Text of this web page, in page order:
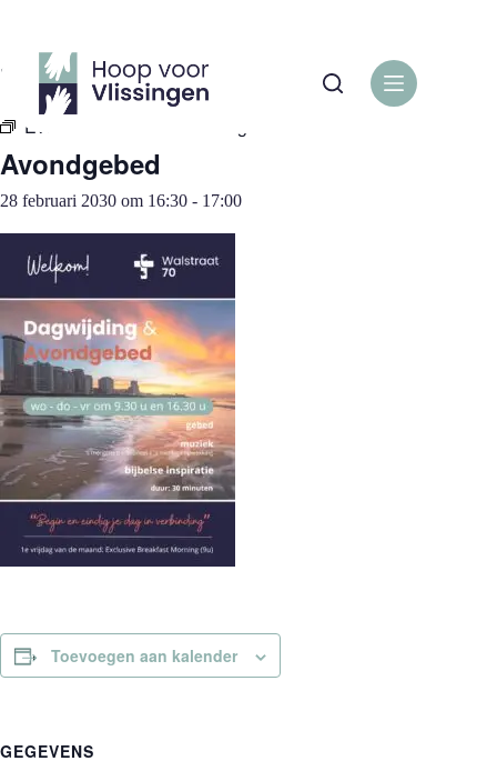
inhoud
« Alle Evenementen
Evenementenreeks:
Avondgebed
28 februari 2030 om 16:30 - 17:00
Toevoegen aan kalender
GEGEVENS